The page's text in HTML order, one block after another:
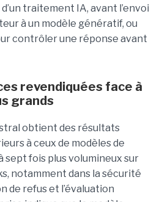
traitement IA, avant l’envoi
à un modèle génératif, ou
contrôler une réponse avant
revendiquées face à
grands
obtient des résultats
à ceux de modèles de
sept fois plus volumineux sur
notamment dans la sécurité
de refus et l’évaluation